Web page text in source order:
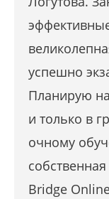
успешно
Планирую
и только в
очному
Bridge